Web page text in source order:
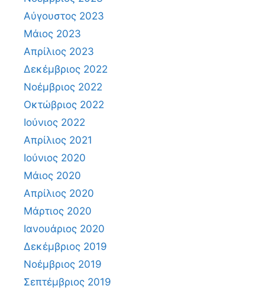
Αύγουστος 2023
Μάιος 2023
Απρίλιος 2023
Δεκέμβριος 2022
Νοέμβριος 2022
Οκτώβριος 2022
Ιούνιος 2022
Απρίλιος 2021
Ιούνιος 2020
Μάιος 2020
Απρίλιος 2020
Μάρτιος 2020
Ιανουάριος 2020
Δεκέμβριος 2019
Νοέμβριος 2019
Σεπτέμβριος 2019